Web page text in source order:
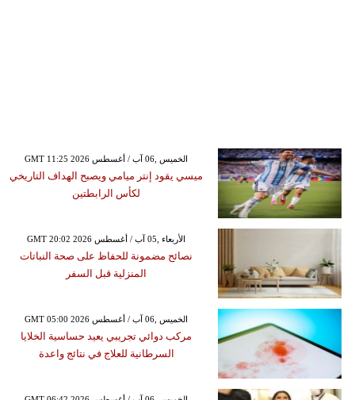
GMT 11:25 2026 الخميس ,06 آب / أغسطس
ميسي يقود إنتر ميامي ويصبح الهداف التاريخي
لكأس الرابطتين
GMT 20:02 2026 الأربعاء ,05 آب / أغسطس
نصائح مضمونة للحفاظ على صحة النباتات
المنزلية قبل السفر
GMT 05:00 2026 الخميس ,06 آب / أغسطس
مركب دوائي تجريبي يعيد حساسية الخلايا
السرطانية للعلاج في نتائج واعدة